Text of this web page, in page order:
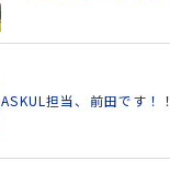
ASKUL担当、前田です！！